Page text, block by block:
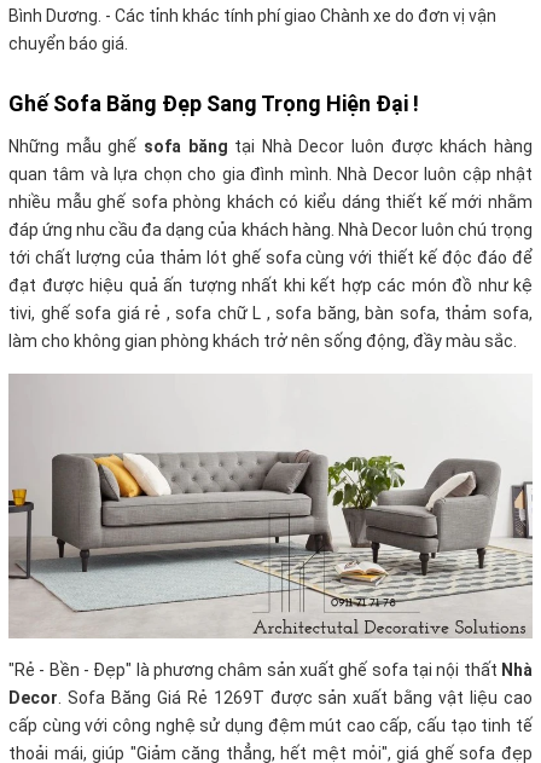
Bình Dương. - Các tỉnh khác tính phí giao Chành xe do đơn vị vận
chuyển báo giá.
Ghế Sofa Băng Đẹp Sang Trọng Hiện Đại !
Những mẫu ghế sofa băng tại Nhà Decor luôn được khách hàng
quan tâm và lựa chọn cho gia đình mình. Nhà Decor luôn cập nhật
nhiều mẫu ghế sofa phòng khách có kiểu dáng thiết kế mới nhằm
đáp ứng nhu cầu đa dạng của khách hàng. Nhà Decor luôn chú trọng
tới chất lượng của thảm lót ghế sofa cùng với thiết kế độc đáo để
đạt được hiệu quả ấn tượng nhất khi kết hợp các món đồ như kệ
tivi, ghế sofa giá rẻ , sofa chữ L , sofa băng, bàn sofa, thảm sofa,
làm cho không gian phòng khách trở nên sống động, đầy màu sắc.
"Rẻ - Bền - Đẹp" là phương châm sản xuất ghế sofa tại nội thất Nhà
Decor. Sofa Băng Giá Rẻ 1269T được sản xuất bằng vật liệu cao
cấp cùng với công nghệ sử dụng đệm mút cao cấp, cấu tạo tinh tế
thoải mái, giúp "Giảm căng thẳng, hết mệt mỏi", giá ghế sofa đẹp